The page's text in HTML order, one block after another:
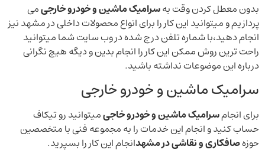
بدون معطل کردن وقت بهسرامیک ماشین و خودرو خارجیمی
پردازیم و میتوانید این کار را برای انواع محصولات داخلی در مشهد نیز
انجام دهید،با شماره تلفن درج شده در وب سایت شما میتوانید
راحت ترین روش ممکن این کار را انجام بدین و دیگه هیچ نگرانی
درباره این موضوعات نداشته باشید.
سرامیک ماشین و خودرو خارجی
برای انجامسرامیک ماشین و خودرو خاجیمیتوانید رو تیکاف
حساب کنید و انجام این خدمات را به مجموعه فنی با متخصصین
حوزهصافکاری و نقاشی در مشهدانجام این کار را بسپرید.